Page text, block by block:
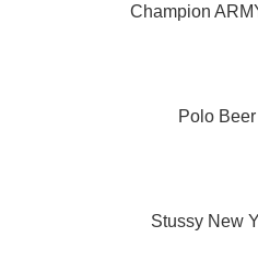
Champion
Polo
Stussy New